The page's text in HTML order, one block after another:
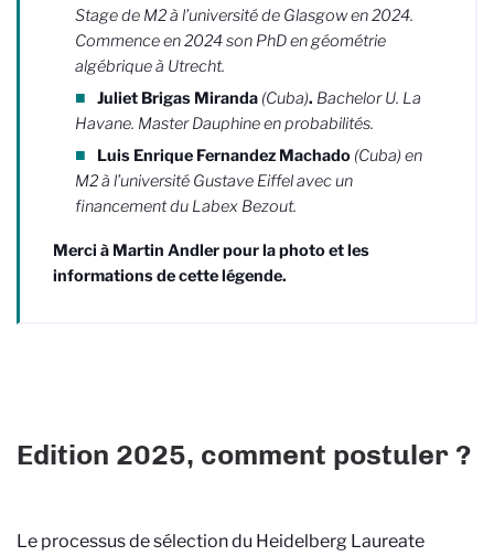
Stage de M2 à l’université de Glasgow en 2024.
Commence en 2024 son PhD en géométrie
algébrique à Utrecht.
Juliet Brigas Miranda (Cuba). Bachelor U. La
Havane. Master Dauphine en probabilités.
Luis Enrique Fernandez Machado (Cuba) en
M2 à l’université Gustave Eiffel avec un
financement du Labex Bezout.
Merci à Martin Andler pour la photo et les
informations de cette légende.
Edition 2025, comment postuler ?
Le processus de sélection du Heidelberg Laureate